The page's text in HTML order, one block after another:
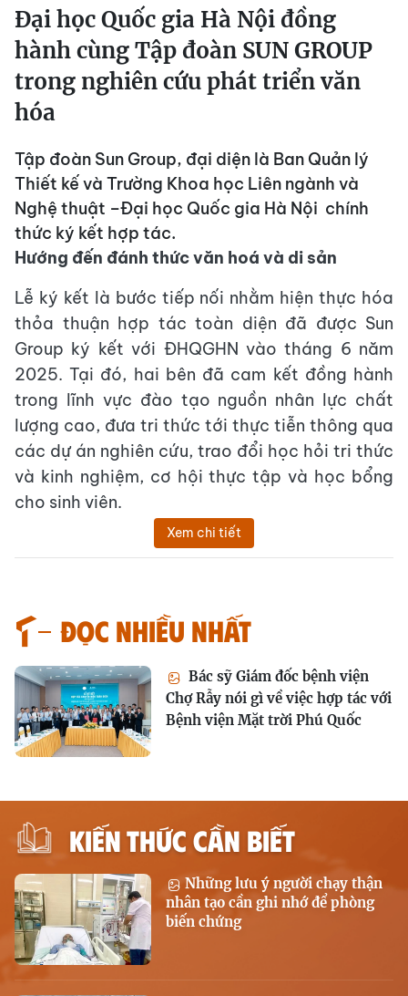
Đại học Quốc gia Hà Nội đồng
hành cùng Tập đoàn SUN GROUP
trong nghiên cứu phát triển văn
hóa
Tập đoàn Sun Group, đại diện là Ban Quản lý
Thiết kế và Trường Khoa học Liên ngành và
Nghệ thuật –Đại học Quốc gia Hà Nội chính
thức ký kết hợp tác.
Hướng đến đánh thức văn hoá và di sản
Lễ ký kết là bước tiếp nối nhằm hiện thực hóa
thỏa thuận hợp tác toàn diện đã được Sun
Group ký kết với ĐHQGHN vào tháng 6 năm
2025. Tại đó, hai bên đã cam kết đồng hành
trong lĩnh vực đào tạo nguồn nhân lực chất
lượng cao, đưa tri thức tới thực tiễn thông qua
các dự án nghiên cứu, trao đổi học hỏi tri thức
và kinh nghiệm, cơ hội thực tập và học bổng
cho sinh viên.
Xem chi tiết
Đọc nhiều nhất
Bác sỹ Giám đốc bệnh viện
Chợ Rẫy nói gì về việc hợp tác với
Bệnh viện Mặt trời Phú Quốc
KIẾN THỨC CẦN BIẾT
Những lưu ý người chạy thận
nhân tạo cần ghi nhớ để phòng
biến chứng